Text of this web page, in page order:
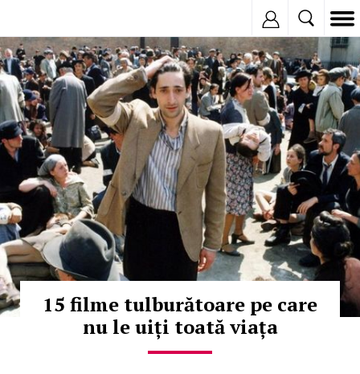
© Copyright: Facebook
15 filme tulburătoare pe care
nu le uiți toată viața